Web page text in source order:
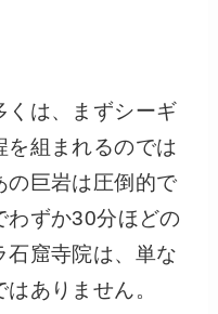
くは、まずシーギ
を組まれるのでは
の巨岩は圧倒的で
わずか30分ほどの
石窟寺院は、単な
ありません。